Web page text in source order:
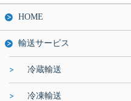
HOME
輸送サービス
冷蔵輸送
冷凍輸送